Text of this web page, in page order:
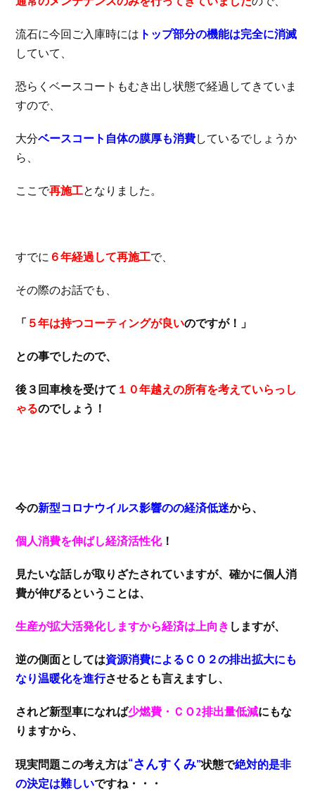
流石に今回ご入庫時には トップ部分の機能は完全に消滅
していて、
恐らくベースコートもむき出し状態で経過してきていま
すので、
大分ベースコート自体の膜厚も消費しているでしょうか
ら、
ここで再施工となりました。
すでに ６年経過して再施工で、
その際のお話でも、
「 ５年は持つコーティングが良いのですが！」
との事でしたので、
後３回車検を受けて １０年越えの所有を考えていらっし
ゃるのでしょう！
今の新型コロナウイルス影響のの経済低迷から、
個人消費を伸ばし経済活性化！
見たいな話しが取りざたされていますが、確かに個人消
費が伸びるということは、
生産が拡大活発化しますから経済は上向き しますが、
逆の側面としては資源消費によるＣＯ２の排出拡大にも
なり温暖化を進行させるとも言えますし、
されど新型車になれば少燃費・ＣＯ2排出量低減にもな
りますから、
現実問題この考え方は“さんすくみ”状態で絶対的是非
の決定は難しいですね・・・